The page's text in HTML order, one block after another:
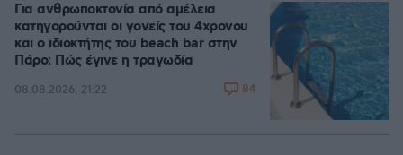
Για ανθρωποκτονία από αμέλεια
κατηγορούνται οι γονείς του 4χρονου
και ο ιδιοκτήτης του beach bar στην
Πάρο: Πώς έγινε η τραγωδία
08.08.2026, 21:22 84